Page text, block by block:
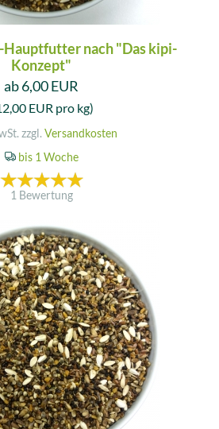
nach "Das kipi-
Konzept"
ab 6,00 EUR
EUR pro kg)
zzgl. Versandkosten
bis 1 Woche
1 Bewertung